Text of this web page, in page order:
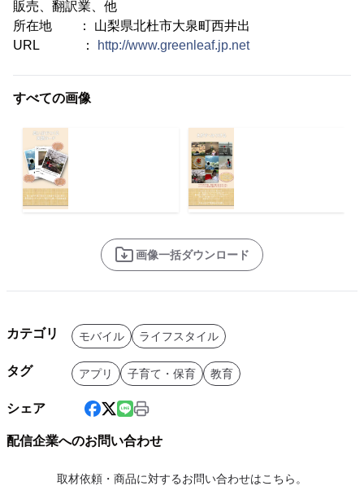
販売、翻訳業、他
所在地 ： 山梨県北杜市大泉町西井出
URL ：
http://www.greenleaf.jp.net
すべての画像
画像一括ダウンロード
カテゴリ モバイル ライフスタイル
タグ アプリ 子育て・保育 教育
シェア
配信企業へのお問い合わせ
取材依頼・商品に対するお問い合わせはこちら。